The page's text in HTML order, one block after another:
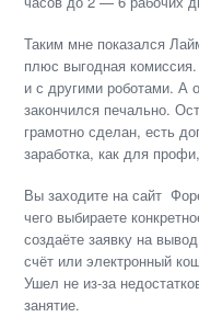
Таким мне показался
плюс выгодная
и с другими роботами. А
закончился печально.
грамотно сделан, есть
заработка, как для
Вы заходите на сайт
чего выбираете
создаёте заявку на
счёт или электронный
Ушел не из-за
занятие.